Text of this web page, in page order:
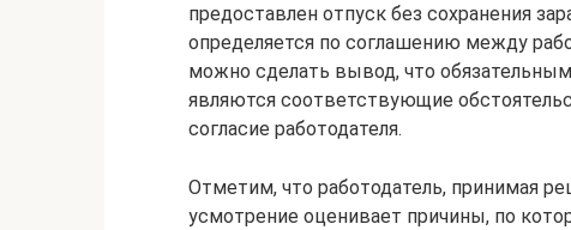
предоставлен отпуск без сохранения
определяется по соглашению между
можно сделать вывод, что
являются соответствующие
согласие работодателя.
Отметим, что работодатель, принимая
усмотрение оценивает причины, по